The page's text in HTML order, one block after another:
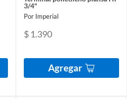
3/4"
Por Imperial
$ 1.390
Agregar